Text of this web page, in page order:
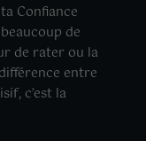
Confiance
de
de rater ou la
entre
c’est la